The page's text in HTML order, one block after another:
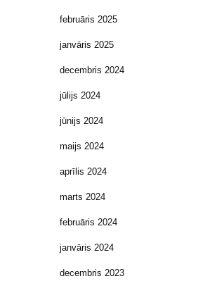
februāris 2025
janvāris 2025
decembris 2024
jūlijs 2024
jūnijs 2024
maijs 2024
aprīlis 2024
marts 2024
februāris 2024
janvāris 2024
decembris 2023